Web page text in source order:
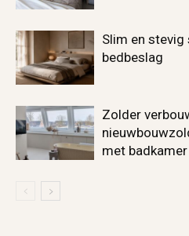
Slim en stevig
bedbeslag
Zolder
met badkamer